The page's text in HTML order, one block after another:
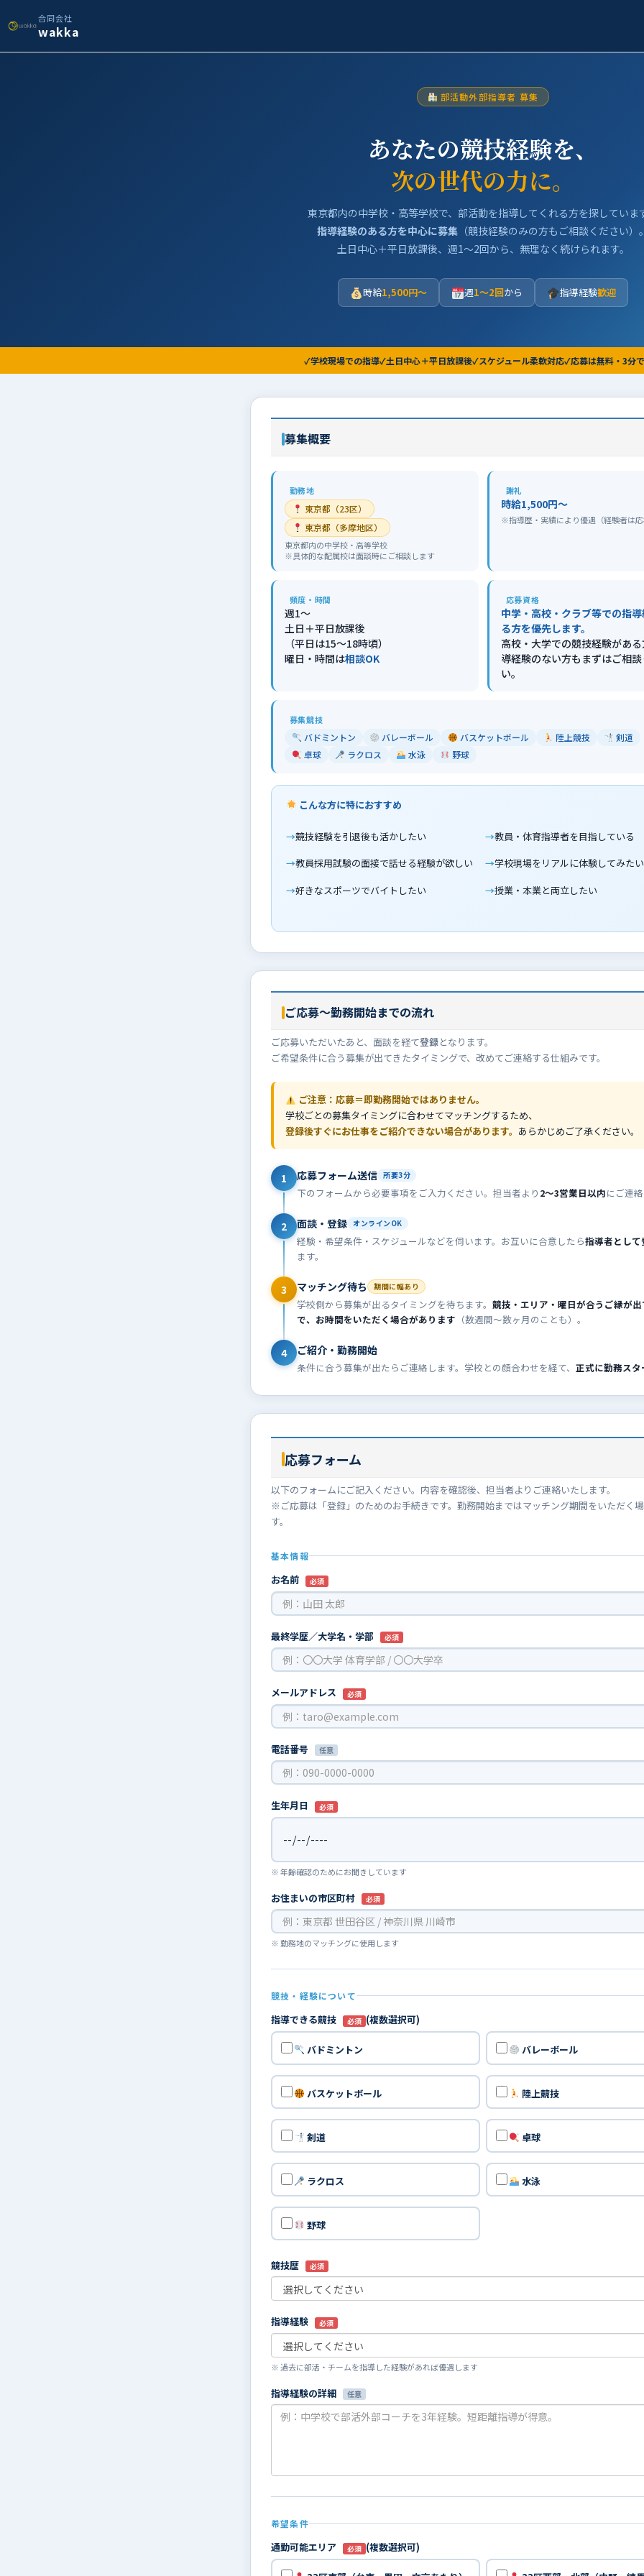
合同会社
wakka
部活動外部指導者 募集
あなたの競技経験を、
次の世代の力に。
東京都内の中学校・高等学校で、部活動を指導してくれる方を探していま
指導経験のある方を中心に募集 （競技経験のみの方もご相談ください）
土日中心＋平日放課後、週1〜2回から、無理なく続けられます。
時給1,500円〜 週1〜2回から 指導経験歓迎
学校現場での指導 土日中心＋平日放課後 スケジュール柔軟対応 応募は無料・3分
募集概要
勤務地
東京都（23区）
東京都（多摩地区）
東京都内の中学校・高等学校
※具体的な配属校は面談時にご相談します
謝礼
時給1,500円〜
※指導歴・実績により優遇（経験者は
頻度・時間
週1〜
土日＋平日放課後
（平日は15〜18時頃）
曜日・時間は相談OK
応募資格
中学・高校・クラブ等での指
る方を優先します。
高校・大学での競技経験があ
導経験のない方もまずはご相
い。
募集競技
バドミントン バレーボール バスケットボール 陸上競技
剣道
卓球
ラクロス 水泳 野球
こんな方に特におすすめ
競技経験を引退後も活かしたい
教員・体育指導者を目指している
教員採用試験の面接で話せる経験が欲しい
学校現場をリアルに体験してみたい
好きなスポーツでバイトしたい
授業・本業と両立したい
ご応募〜勤務開始までの流れ
ご応募いただいたあと、面談を経て登録となります。
ご希望条件に合う募集が出てきたタイミングで、改めてご連絡する仕組みです。
ご注意：応募＝即勤務開始ではありません。
学校ごとの募集タイミングに合わせてマッチングするため、
登録後すぐにお仕事をご紹介できない場合があります。 あらかじめご了承ください。
1 応募フォーム送信 所要3分
下のフォームから必要事項をご入力ください。担当者より 2〜3営業日以内にご連
2 面談・登録 オンラインOK
経験・希望条件・スケジュールなどを伺います。お互いに合意したら指導者として
ます。
3 マッチング待ち 期間に幅あり
学校側から募集が出るタイミングを待ちます。 競技・エリア・曜日が合うご縁が
で、お時間をいただく場合があります （数週間〜数ヶ月のことも）。
4 ご紹介・勤務開始
条件に合う募集が出たらご連絡します。学校との顔合わせを経て、 正式に勤務スタ
応募フォーム
以下のフォームにご記入ください。内容を確認後、担当者よりご連絡いたします。
※ご応募は「登録」のためのお手続きです。勤務開始まではマッチング期間をいただく
す。
基本情報
お名前 必須
最終学歴／大学名・学部 必須
メールアドレス 必須
電話番号 任意
生年月日 必須
※ 年齢確認のためにお聞きしています
お住まいの市区町村 必須
※ 勤務地のマッチングに使用します
競技・経験について
指導できる競技 必須 (複数選択可)
バドミントン バレーボール
バスケットボール 陸上競技
剣道 卓球
ラクロス 水泳
野球
競技歴 必須
指導経験 必須
※ 過去に部活・チームを指導した経験があれば優遇します
指導経験の詳細 任意
希望条件
通勤可能エリア 必須 (複数選択可)